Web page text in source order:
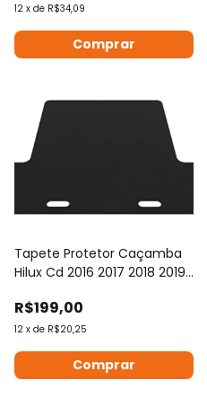
12 x de R$34,09
Tapete Protetor Caçamba
Hilux Cd 2016 2017 2018 2019
R$199,00
12 x de R$20,25